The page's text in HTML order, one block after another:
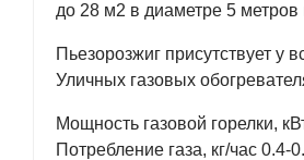
до 28 м2 в диаметре 5 метров
Пьезорозжиг присутствует у
Уличных газовых
Мощность газовой горелки,
Потребление газа, кг/час 0.4-